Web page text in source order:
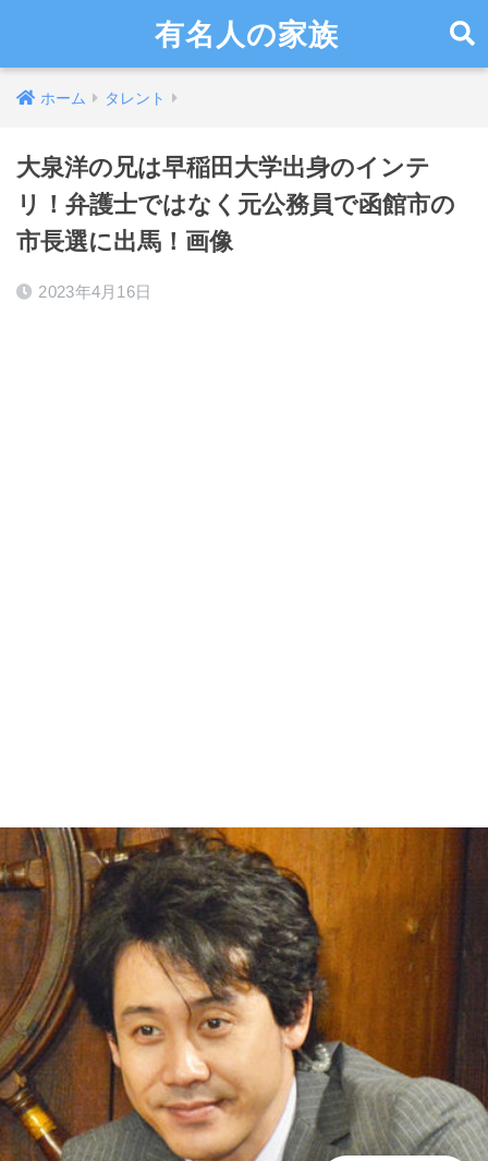
有名人の家族
ホーム タレント
大泉洋の兄は早稲田大学出身のインテ
リ！弁護士ではなく元公務員で函館市の
市長選に出馬！画像
2023年4月16日